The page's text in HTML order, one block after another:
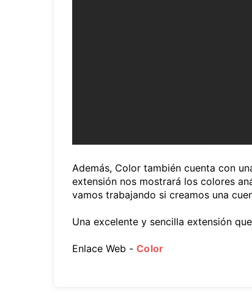
Además, Color también cuenta con
extensión nos mostrará los colores
vamos trabajando si creamos una
Una excelente y sencilla extensión
Enlace Web - Color